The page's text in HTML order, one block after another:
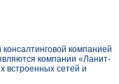
компанией
компании «Ланит-
встроенных сетей и